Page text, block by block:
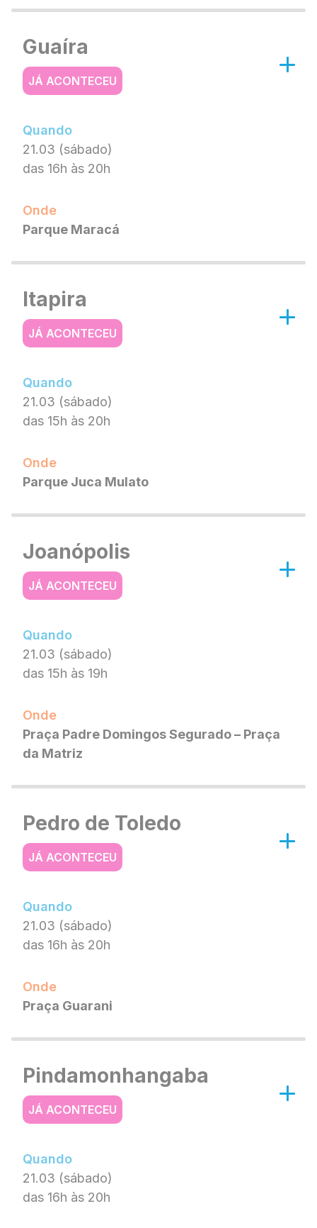
Guaíra
JÁ ACONTECEU
Quando
21.03 (sábado)
das 16h às 20h
Onde
Parque Maracá
Itapira
JÁ ACONTECEU
Quando
21.03 (sábado)
das 15h às 20h
Onde
Parque Juca Mulato
Joanópolis
JÁ ACONTECEU
Quando
21.03 (sábado)
das 15h às 19h
Onde
Praça Padre Domingos Segurado – Praça
da Matriz
Pedro de Toledo
JÁ ACONTECEU
Quando
21.03 (sábado)
das 16h às 20h
Onde
Praça Guarani
Pindamonhangaba
JÁ ACONTECEU
Quando
21.03 (sábado)
das 16h às 20h